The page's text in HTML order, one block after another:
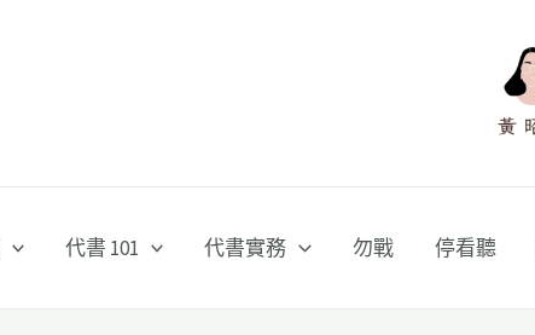
代書 101 代書實務 勿戰 停看聽